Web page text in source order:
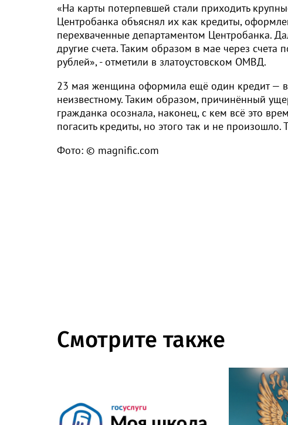
«На карты потерпевшей стали приходить
Центробанка объяснял их как кредиты,
перехваченные департаментом Центробанка.
другие счета. Таким образом в мае через
рублей», - отметили в златоустовском ОМВД.
23 мая женщина оформила ещё один кредит — в
неизвестному. Таким образом, причинённый
гражданка осознала, наконец, с кем всё это
погасить кредиты, но этого так и не
Фото: © magnific.com
Смотрите также